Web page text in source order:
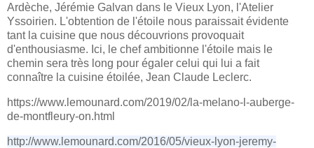
Ardèche, Jérémie Galvan dans le Vieux Lyon, l'Atelier
Yssoirien. L'obtention de l'étoile nous paraissait évidente
tant la cuisine que nous découvrions provoquait
d'enthousiasme. Ici, le chef ambitionne l'étoile mais le
chemin sera très long pour égaler celui qui lui a fait
connaître la cuisine étoilée, Jean Claude Leclerc.
https://www.lemounard.com/2019/02/la-melano-l-auberge-
de-montfleury-on.html
http://www.lemounard.com/2016/05/vieux-lyon-jeremy-